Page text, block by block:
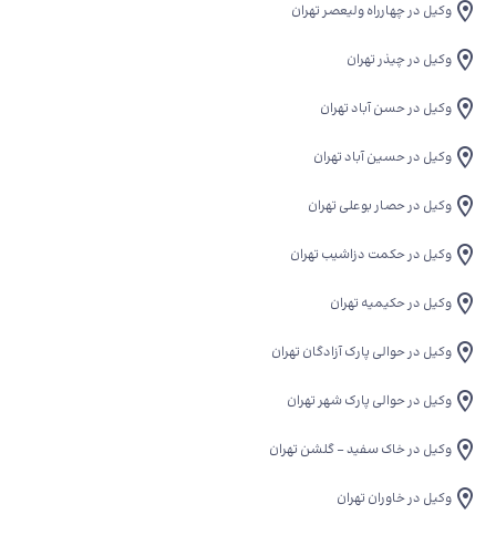
وکیل در چهارراه ولیعصر تهران
وکیل در چیذر تهران
وکیل در حسن آباد تهران
وکیل در حسین آباد تهران
وکیل در حصار بوعلی تهران
وکیل در حکمت دزاشیب تهران
وکیل در حکیمیه تهران
وکیل در حوالی پارک آزادگان تهران
وکیل در حوالی پارک شهر تهران
وکیل در خاک سفید - گلشن تهران
وکیل در خاوران تهران